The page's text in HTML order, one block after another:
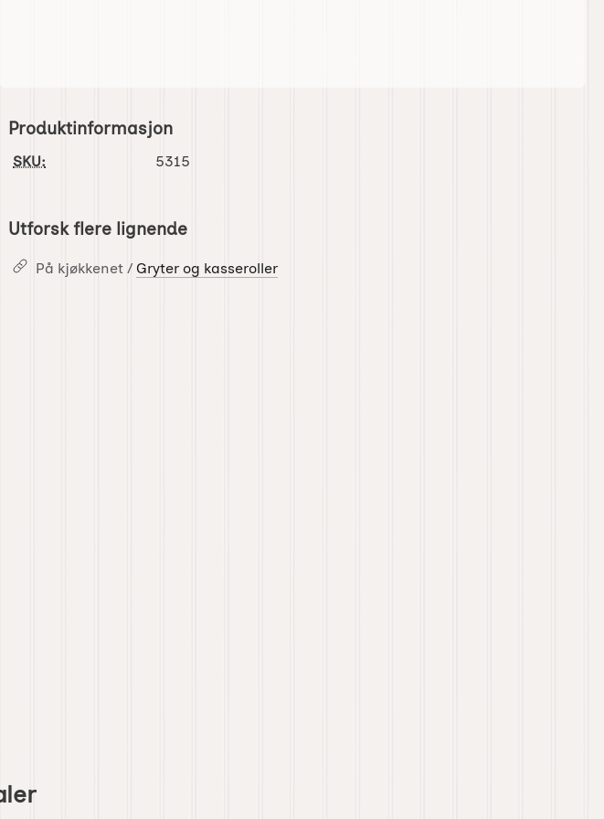
Produktinformasjon
SKU: 5315
Utforsk flere lignende
På kjøkkenet / Gryter og kasseroller